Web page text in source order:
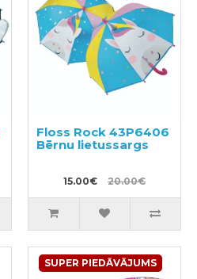
Floss Rock 43P6406
Bērnu lietussargs
15.00€ 20.00€
SUPER PIEDĀVĀJUMS